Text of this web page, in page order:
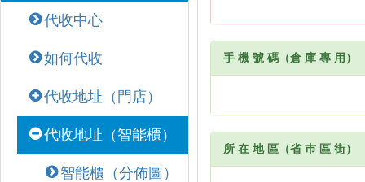
代收中心
如何代收
代收地址（門店）
代收地址（智能櫃）
智能櫃（分佈圖）
手 機 號 碼（倉 庫 專 用）
所 在 地 區（省 巿 區 街）